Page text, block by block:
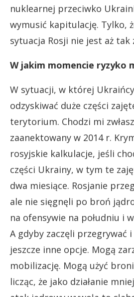
nuklearnej przeciwko
wymusić kapitulację. Tylko,
sytuacja Rosji nie jest aż tak
W jakim momencie ryzyko
W sytuacji, w której
odzyskiwać duże części
terytorium. Chodzi mi
zaanektowany w 2014 r.
rosyjskie kalkulacje, jeśli
części Ukrainy, w tym te
dwa miesiące. Rosjanie
ale nie sięgnęli po broń
na ofensywie na południu i
A gdyby zaczęli przegrywać
jeszcze inne opcje. Mogą
mobilizację. Mogą użyć
licząc, że jako działanie